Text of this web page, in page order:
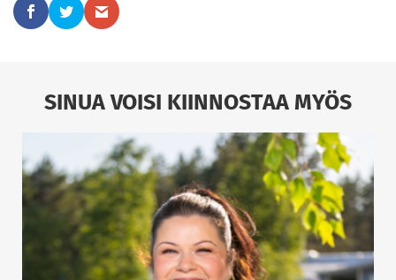
SINUA VOISI KIINNOSTAA MYÖS